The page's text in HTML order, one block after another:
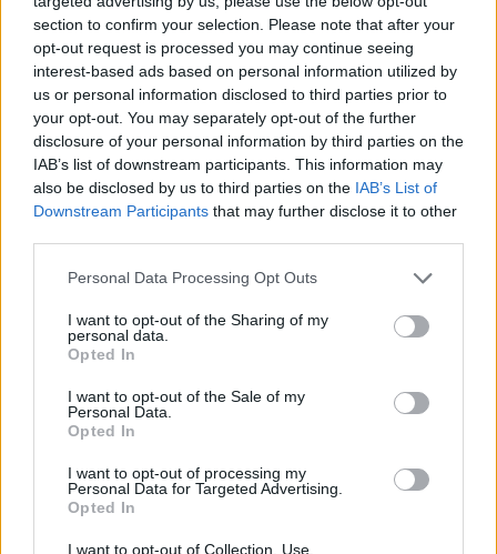
section to confirm your selection. Please note that after your
opt-out request is processed you may continue seeing
interest-based ads based on personal information utilized by
us or personal information disclosed to third parties prior to
your opt-out. You may separately opt-out of the further
disclosure of your personal information by third parties on the
IAB’s list of downstream participants. This information may
also be disclosed by us to third parties on the IAB’s List of
Downstream Participants that may further disclose it to other
Personal Data Processing Opt Outs
I want to opt-out of the Sharing of my
personal data.
Opted In
I want to opt-out of the Sale of my
Personal Data.
Opted In
I want to opt-out of processing my
Personal Data for Targeted Advertising.
Opted In
I want to opt-out of Collection, Use,